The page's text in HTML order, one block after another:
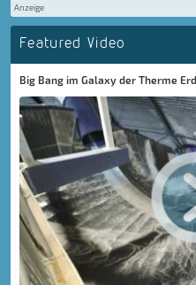
Anzeige
Featured Video
Big Bang im Galaxy der Therme